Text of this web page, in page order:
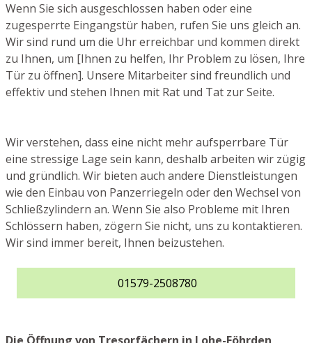
Wenn Sie sich ausgeschlossen haben oder eine
zugesperrte Eingangstür haben, rufen Sie uns gleich an.
Wir sind rund um die Uhr erreichbar und kommen direkt
zu Ihnen, um [Ihnen zu helfen, Ihr Problem zu lösen, Ihre
Tür zu öffnen]. Unsere Mitarbeiter sind freundlich und
effektiv und stehen Ihnen mit Rat und Tat zur Seite.
Wir verstehen, dass eine nicht mehr aufsperrbare Tür
eine stressige Lage sein kann, deshalb arbeiten wir zügig
und gründlich. Wir bieten auch andere Dienstleistungen
wie den Einbau von Panzerriegeln oder den Wechsel von
Schließzylindern an. Wenn Sie also Probleme mit Ihren
Schlössern haben, zögern Sie nicht, uns zu kontaktieren.
Wir sind immer bereit, Ihnen beizustehen.
01579-2508780